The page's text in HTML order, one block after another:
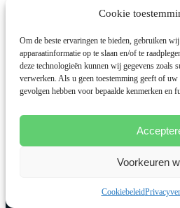
Cookie
Om de beste ervaringen te bieden, gebruiken
apparaatinformatie op te slaan en/of te
deze technologieën kunnen wij gegevens zoals
verwerken. Als u geen toestemming geeft of
gevolgen hebben voor bepaalde kenmerken en
Voorkeuren
Cookiebeleid
Waarom is Lyme zo moeilijk te
Zoeken
Zoeken naar: